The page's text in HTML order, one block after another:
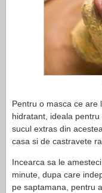
Pentru o masca ce are
hidratant, ideala
sucul extras din
casa si de castravete
Incearca sa le
minute, dupa care
pe saptamana, pentru